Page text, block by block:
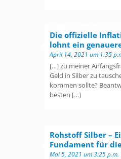
Die offizielle
lohnt ein
April 14, 2021 um 1:35
[…] zu meiner
Geld in Silber zu
kommen sollte?
besten […]
Rohstoff Silber –
Fundament für
Mai 5, 2021 um 3:25 p.m.